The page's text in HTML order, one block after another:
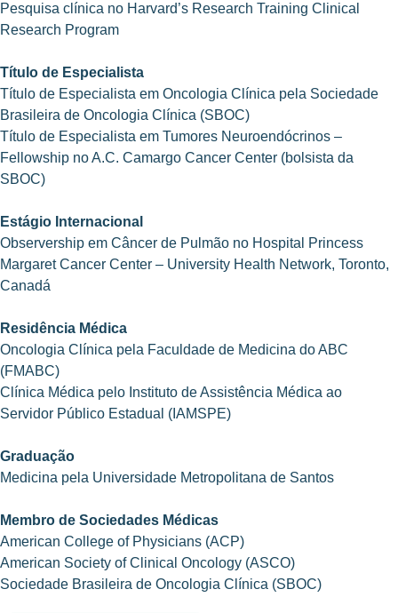
Pesquisa clínica no Harvard’s Research Training Clinical
Research Program
Título de Especialista
Título de Especialista em Oncologia Clínica pela Sociedade
Brasileira de Oncologia Clínica (SBOC)
Título de Especialista em Tumores Neuroendócrinos –
Fellowship no A.C. Camargo Cancer Center (bolsista da
SBOC)
Estágio Internacional
Observership em Câncer de Pulmão no Hospital Princess
Margaret Cancer Center – University Health Network, Toronto,
Canadá
Residência Médica
Oncologia Clínica pela Faculdade de Medicina do ABC
(FMABC)
Clínica Médica pelo Instituto de Assistência Médica ao
Servidor Público Estadual (IAMSPE)
Graduação
Medicina pela Universidade Metropolitana de Santos
Membro de Sociedades Médicas
American College of Physicians (ACP)
American Society of Clinical Oncology (ASCO)
Sociedade Brasileira de Oncologia Clínica (SBOC)